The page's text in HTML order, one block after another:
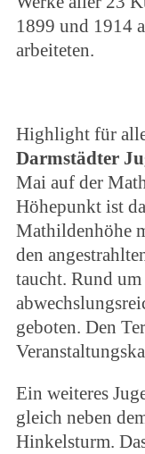
1899 und 1914
arbeiteten.
Highlight für
Darmstädter
Mai auf der
Höhepunkt ist
Mathildenhöhe
den
taucht. Rund
geboten. Den
Ein weiteres
gleich neben
Hinkelsturm.